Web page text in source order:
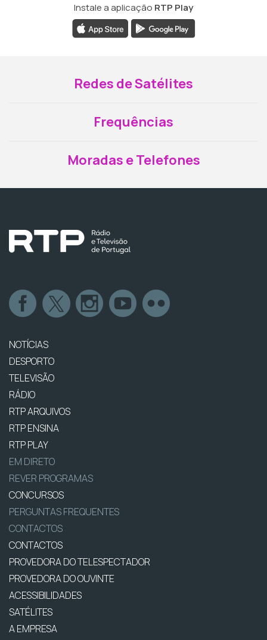
Instale a aplicação RTP Play
Redes de Satélites
Frequências
Moradas e Telefones
NOTÍCIAS
DESPORTO
TELEVISÃO
RÁDIO
RTP ARQUIVOS
RTP ENSINA
RTP PLAY
EM DIRETO
REVER PROGRAMAS
CONCURSOS
PERGUNTAS FREQUENTES
CONTACTOS
CONTACTOS
PROVEDORA DO TELESPECTADOR
PROVEDORA DO OUVINTE
ACESSIBILIDADES
SATÉLITES
A EMPRESA